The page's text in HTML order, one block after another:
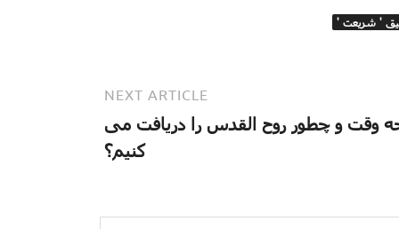
' شریعت '
NEXT ARTICLE
وقت و چطور روح القدس را دریافت می
کنیم؟